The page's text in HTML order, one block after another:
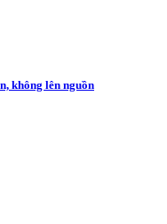
không lên nguồn